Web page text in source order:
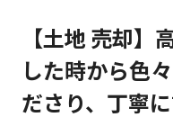
【土地 売却】
した時から色
ださり、丁寧